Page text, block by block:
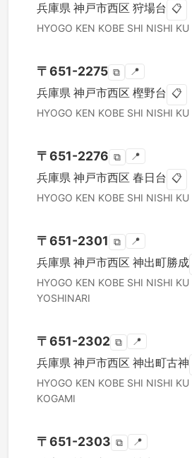
兵庫県 神戸市西区 狩場台 📋
HYOGO KEN KOBE SHI NISHI KU
〒651-2275 ⧉ 📍
兵庫県 神戸市西区 樫野台 📋
HYOGO KEN KOBE SHI NISHI KU
〒651-2276 ⧉ 📍
兵庫県 神戸市西区 春日台 📋
HYOGO KEN KOBE SHI NISHI KU
〒651-2301 ⧉ 📍
兵庫県 神戸市西区 神出町勝成
HYOGO KEN KOBE SHI NISHI KU
YOSHINARI
〒651-2302 ⧉ 📍
兵庫県 神戸市西区 神出町古神
HYOGO KEN KOBE SHI NISHI KU
KOGAMI
〒651-2303 ⧉ 📍